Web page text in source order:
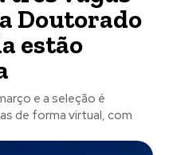
Doutorado
estão
e a seleção é
de forma virtual, com